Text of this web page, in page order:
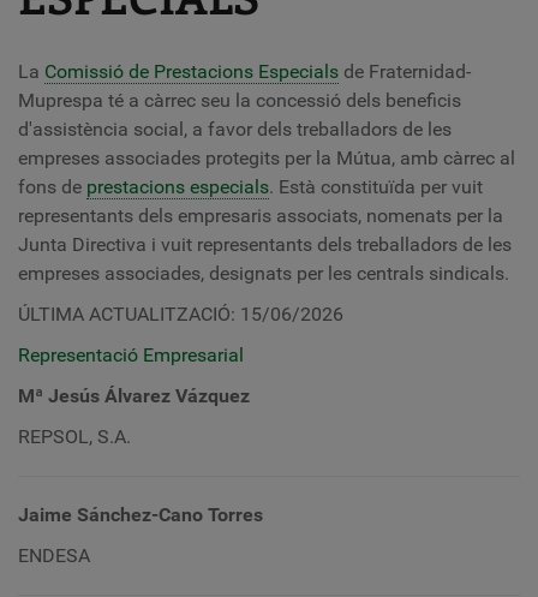
La Comissió de Prestacions Especials de Fraternidad-
Muprespa té a càrrec seu la concessió dels beneficis
d'assistència social, a favor dels treballadors de les
empreses associades protegits per la Mútua, amb càrrec al
fons de prestacions especials. Està constituïda per vuit
representants dels empresaris associats, nomenats per la
Junta Directiva i vuit representants dels treballadors de les
empreses associades, designats per les centrals sindicals.
ÚLTIMA ACTUALITZACIÓ: 15/06/2026
Representació Empresarial
Mª Jesús Álvarez Vázquez
REPSOL, S.A.
Jaime Sánchez-Cano Torres
ENDESA